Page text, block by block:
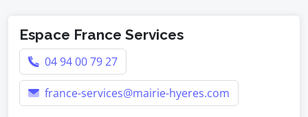
Espace France Services
04 94 00 79 27
france-services@mairie-hyeres.com